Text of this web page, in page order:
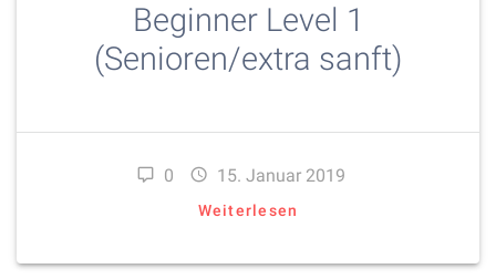
Beginner Level 1
(Senioren/extra sanft)
0 15. Januar 2019
Weiterlesen